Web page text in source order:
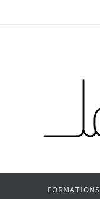
FORMATIONS